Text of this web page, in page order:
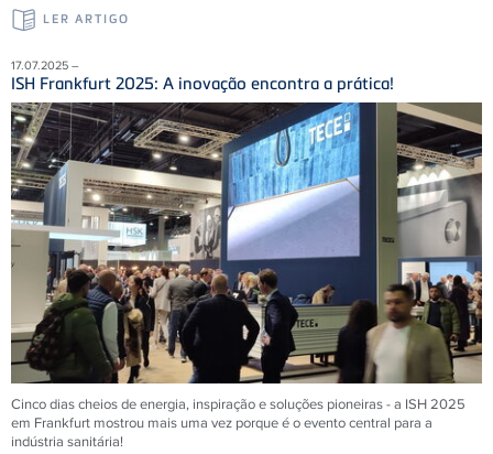
LER ARTIGO
17.07.2025 –
ISH Frankfurt 2025: A inovação encontra a prática!
Cinco dias cheios de energia, inspiração e soluções pioneiras - a ISH 2025
em Frankfurt mostrou mais uma vez porque é o evento central para a
indústria sanitária!